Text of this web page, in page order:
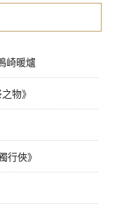
崎暖爐
物》
行俠》